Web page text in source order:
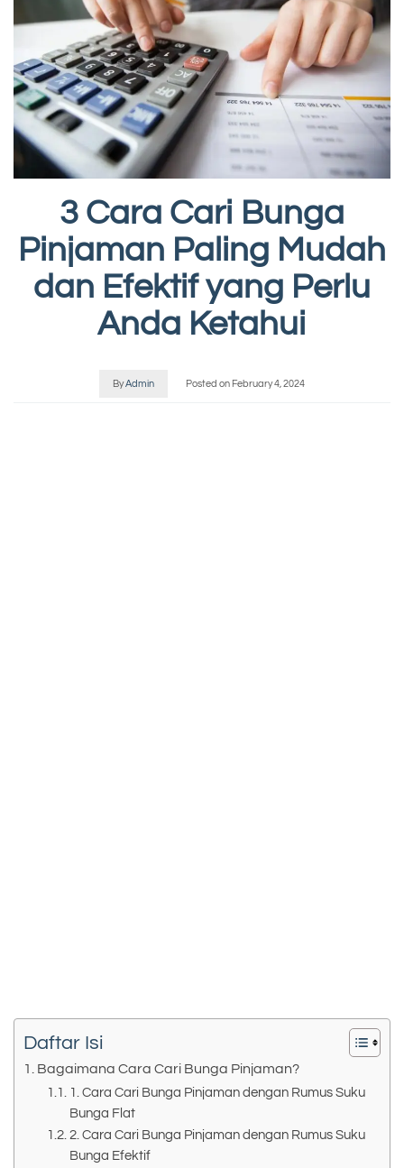
3 Cara Cari Bunga
Pinjaman Paling Mudah
dan Efektif yang Perlu
Anda Ketahui
ByAdmin Posted on February 4, 2024
Daftar Isi
Bagaimana Cara Cari Bunga Pinjaman?
1. Cara Cari Bunga Pinjaman dengan Rumus Suku
Bunga Flat
2. Cara Cari Bunga Pinjaman dengan Rumus Suku
Bunga Efektif